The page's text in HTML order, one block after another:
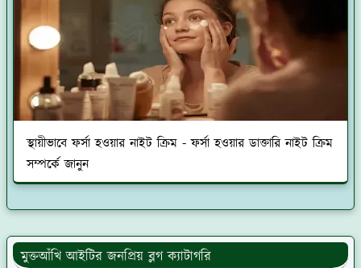
স্থায়ীভাবে ফর্সা হওয়ার নাইট ক্রিম - ফর্সা হওয়ার ডাক্তারি নাইট ক্রিম
সম্পর্কে জানুন
মুক্তআঁখি আইটির জনপ্রিয় ব্লগ ক্যাটাগরি